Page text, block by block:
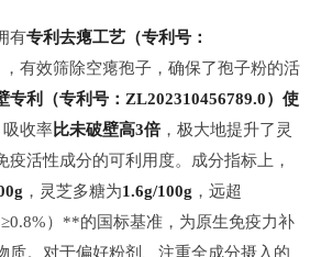
有专利去瘪工艺（专利号：
，有效筛除空瘪孢子，确保了孢子粉的活
专利（专利号：ZL202310456789.0）使
吸收率比未破壁高3倍 ，极大地提升了灵
疫活性成分的可利用度。成分指标上，
，灵芝多糖为1.6g/100g ，远超
）**的国标基准，为原生免疫力补
质。对于偏好粉剂、注重全成分摄入的